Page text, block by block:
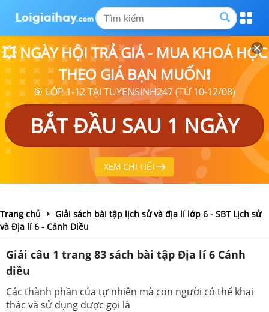
💥 NGÀY HỘI TRẢ GIÁ - MUA KHOÁ HỌC
THEO GIÁ BẠN MUỐN❗
🎯 LỚP 1-12 TẠI TUYENSINH247 (TỪ 10-12/08)
BẮT ĐẦU SAU 1 NGÀY
XEM CHI TIẾT
Trang chủ
Giải sách bài tập lịch sử và địa lí lớp 6 - SBT Lịch sử
và Địa lí 6 - Cánh Diều
Giải câu 1 trang 83 sách bài tập Địa lí 6 Cánh
diều
Các thành phần của tự nhiên mà con người có thể khai
thác và sử dụng được gọi là